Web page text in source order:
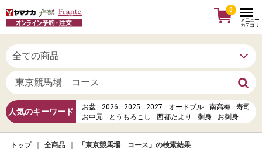
人気のキーワード お盆 2026 2025 2027 オードブル 南高梅
寿司
お中元
とうもろこし 西都だより 刺身
お刺身
0
メニュー
カテゴリ
トップ 全商品 「東京競馬場 コース」の検索結果